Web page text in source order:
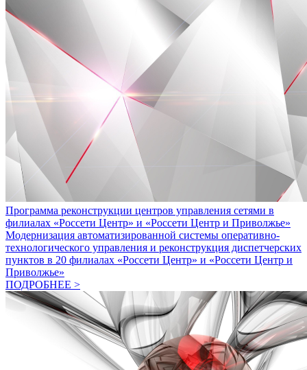
Программа реконструкции центров управления сетями в
филиалах «Россети Центр» и «Россети Центр и Приволжье»
Модернизация автоматизированной системы оперативно-
технологического управления и реконструкция диспетчерских
пунктов в 20 филиалах «Россети Центр» и «Россети Центр и
Приволжье»
ПОДРОБНЕЕ >